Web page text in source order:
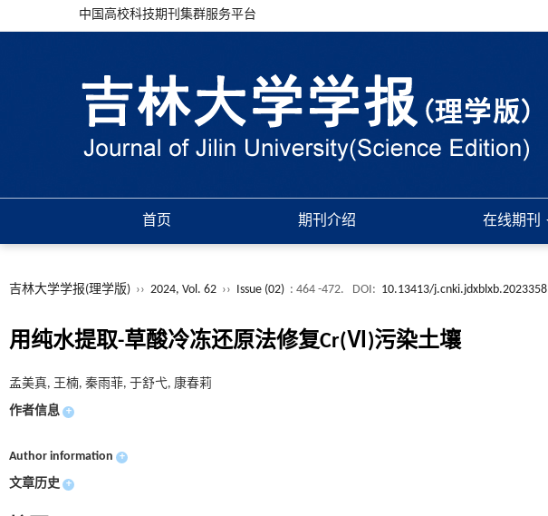
中国高校科技期刊集群服务平台
首页 期刊介绍 在线期刊
吉林大学学报(理学版) ›› 2024, Vol. 62 ›› Issue (02) : 464 -472. DOI: 10.13413/j.cnki.jdxblxb.2023358
用纯水提取-草酸冷冻还原法修复Cr(Ⅵ)污染土壤
孟美真, 王楠, 秦雨菲, 于舒弋, 康春莉
作者信息 +
Author information +
文章历史 +